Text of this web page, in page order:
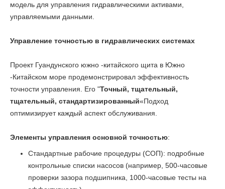
модель для управления гидравлическими активами,
управляемыми данными.
Управление точностью в гидравлических системах
Проект Гуандунского южно -китайского щита в Южно
-Китайском море продемонстрировал эффективность
точности управления. Его "Точный, тщательный,
тщательный, стандартизированный«Подход
оптимизирует каждый аспект обслуживания.
Элементы управления основной точностью:
Стандартные рабочие процедуры (СОП): подробные
контрольные списки насосов (например, 500-часовые
проверки зазора подшипника, 1000-часовые тесты на